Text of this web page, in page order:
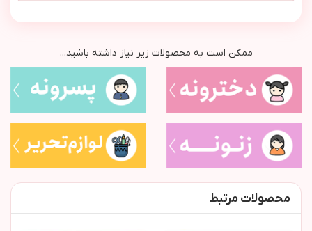
ممکن است به محصولات زیر نیاز داشته باشید...
محصولات مرتبط